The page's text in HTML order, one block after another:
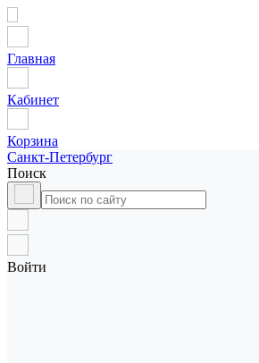
Главная
Кабинет
Корзина
Санкт-Петербург
Поиск
Войти